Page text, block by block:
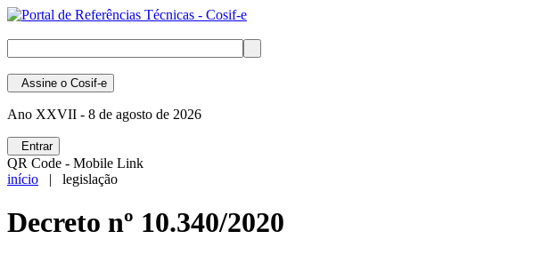
Assine o Cosif-e
Ano XXVII - 8 de agosto de 2026
Entrar
QR Code - Mobile Link
início | legislação
Decreto nº 10.340/2020